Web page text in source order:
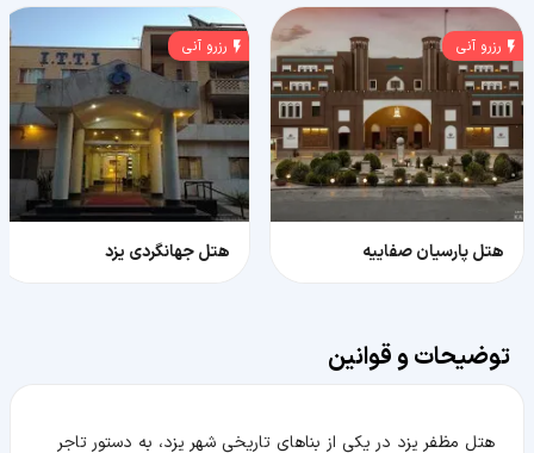
رزرو آنی
هتل پارسیان صفاییه
رزرو آنی
هتل جهانگردی یزد
توضیحات و قوانین
هتل مظفر یزد در یکی از بناهای تاریخی شهر یزد، به دستور تاجر